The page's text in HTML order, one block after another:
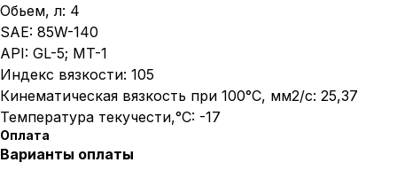
Обьем, л: 4
SAE: 85W-140
API: GL-5; MT-1
Индекс вязкости: 105
Кинематическая вязкость при 100°C, мм2/с: 25,37
Температура текучести,°C: -17
Оплата
Варианты оплаты